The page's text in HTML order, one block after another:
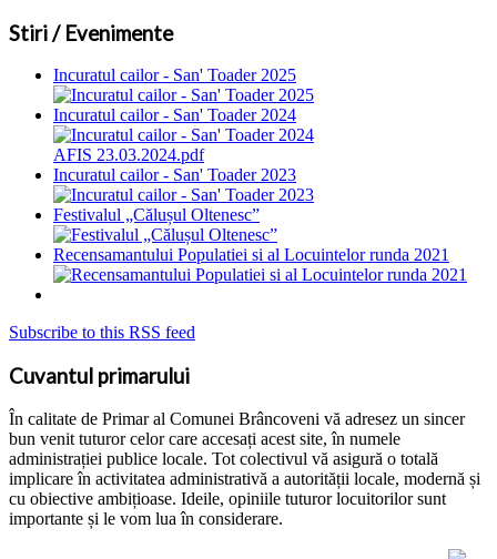
Stiri / Evenimente
Incuratul cailor - San' Toader 2025
Incuratul cailor - San' Toader 2024
AFIS 23.03.2024.pdf
Incuratul cailor - San' Toader 2023
Festivalul „Călușul Oltenesc”
Recensamantului Populatiei si al Locuintelor runda 2021
Subscribe to this RSS feed
Cuvantul primarului
În calitate de Primar al Comunei Brâncoveni vă adresez un sincer
bun venit tuturor celor care accesați acest site, în numele
administrației publice locale. Tot colectivul vă asigură o totală
implicare în activitatea administrativă a autorității locale, modernă și
cu obiective ambițioase. Ideile, opiniile tuturor locuitorilor sunt
importante și le vom lua în considerare.